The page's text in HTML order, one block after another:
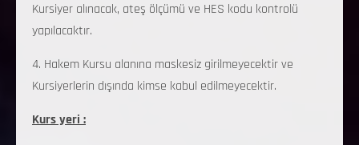
Kursiyer alınacak, ateş ölçümü ve HES kodu kontrolü
yapılacaktır.
4. Hakem Kursu alanına maskesiz girilmeyecektir ve
Kursiyerlerin dışında kimse kabul edilmeyecektir.
Kurs yeri :